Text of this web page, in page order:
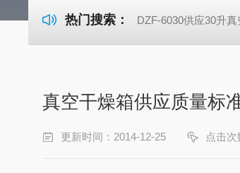
热门搜索： DZF-6030供应30升
真空干燥箱供应质量标
更新时间：2014-12-25 点击